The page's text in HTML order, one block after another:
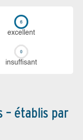
ex­cellent
in­suf­fi­sant
– établis par